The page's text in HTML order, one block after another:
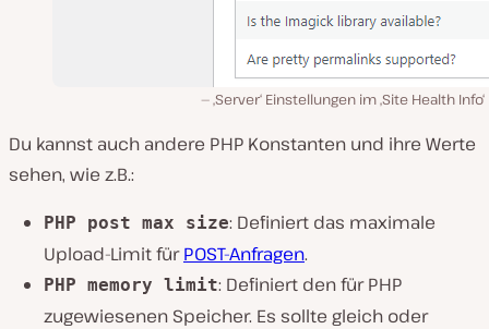
‚Server‘ Einstellungen im ‚Site Health Info‘
Du kannst auch andere PHP Konstanten und ihre Werte
sehen, wie z.B.:
PHP post max size: Definiert das maximale
Upload-Limit fürPOST-Anfragen.
PHP memory limit: Definiert den für PHP
zugewiesenen Speicher. Es sollte gleich oder